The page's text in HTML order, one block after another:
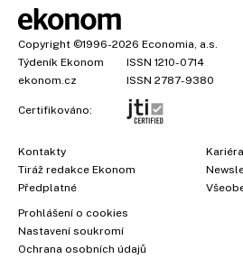
Copyright ©1996-2026 Economia, a.s.
Týdeník Ekonom
ISSN 1210-0714
ekonom.cz
ISSN 2787-9380
Certifikováno:
Kontakty
Tiráž redakce Ekonom
Předplatné
Kariéra
Prohlášení o cookies
Nastavení soukromí
Ochrana osobních údajů